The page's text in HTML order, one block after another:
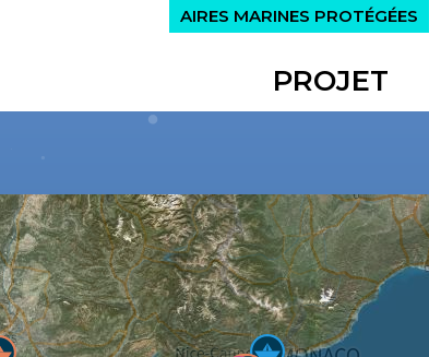
AIRES MARINES PROTÉGÉES
PROJET